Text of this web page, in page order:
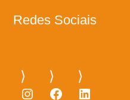
Redes Sociais